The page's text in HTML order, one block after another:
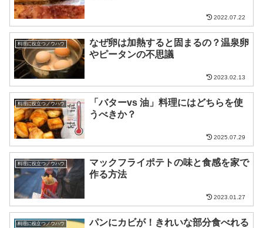
2022.07.22
料理に役立つノウハウ
なぜ卵は加熱すると固まるの？温泉卵
やピータンの不思議
2023.02.13
料理に役立つノウハウ
「バターvs 油」料理にはどちらを使
うべきか？
2025.07.29
料理に役立つノウハウ
マックフライポテトの味と食感を家で
作る方法
2023.01.27
料理に役立つノウハウ
パンにカビが！きれいな部分食べれる